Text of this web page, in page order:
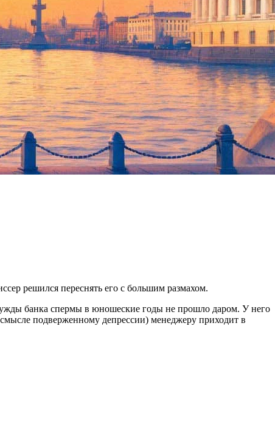
решился переснять его с большим размахом.
банка спермы в юношеские годы не прошло даром. У него
подверженному депрессии) менеджеру приходит в